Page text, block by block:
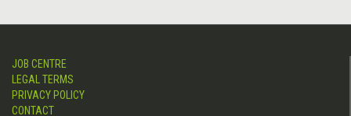
JOB CENTRE
LEGAL TERMS
PRIVACY POLICY
CONTACT